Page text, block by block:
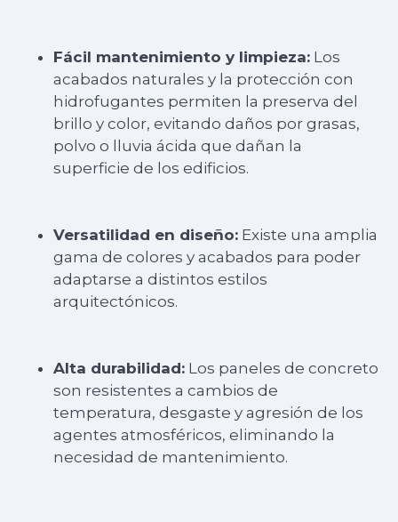
Fácil mantenimiento y limpieza: Los
acabados naturales y la protección con
hidrofugantes permiten la preserva del
brillo y color, evitando daños por grasas,
polvo o lluvia ácida que dañan la
superficie de los edificios.
Versatilidad en diseño: Existe una amplia
gama de colores y acabados para poder
adaptarse a distintos estilos
arquitectónicos.
Alta durabilidad: Los paneles de concreto
son resistentes a cambios de
temperatura, desgaste y agresión de los
agentes atmosféricos, eliminando la
necesidad de mantenimiento.